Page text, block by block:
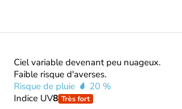
Ciel variable devenant peu nuageux.
Faible risque d'averses.
Risque de pluie
20 %
Indice UV8 Très fort